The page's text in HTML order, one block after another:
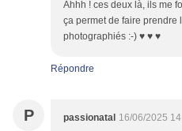
Ahhh ! ces deux là, ils me
ça permet de faire prendre
photographiés :-) ♥ ♥ ♥
Répondre
P passionatal 16/06/2025